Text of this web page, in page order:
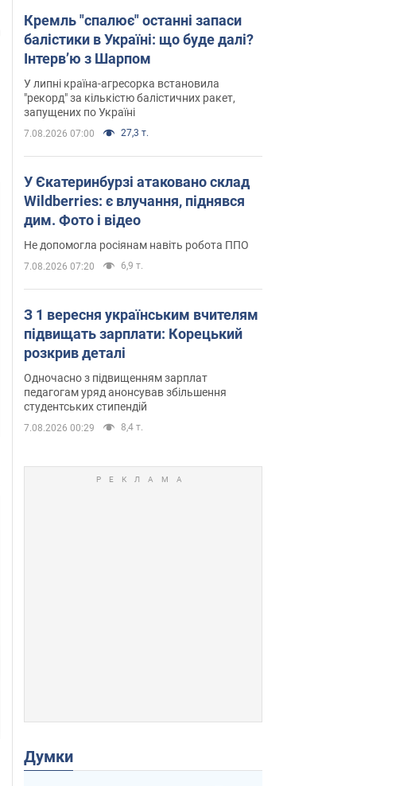
Кремль "спалює" останні запаси
балістики в Україні: що буде далі?
Інтерв’ю з Шарпом
У липні країна-агресорка встановила
"рекорд" за кількістю балістичних ракет,
запущених по Україні
7.08.2026 07:00 27,3 т.
У Єкатеринбурзі атаковано склад
Wildberries: є влучання, піднявся
дим. Фото і відео
Не допомогла росіянам навіть робота ППО
7.08.2026 07:20 6,9 т.
З 1 вересня українським вчителям
підвищать зарплати: Корецький
розкрив деталі
Одночасно з підвищенням зарплат
педагогам уряд анонсував збільшення
студентських стипендій
7.08.2026 00:29 8,4 т.
Думки